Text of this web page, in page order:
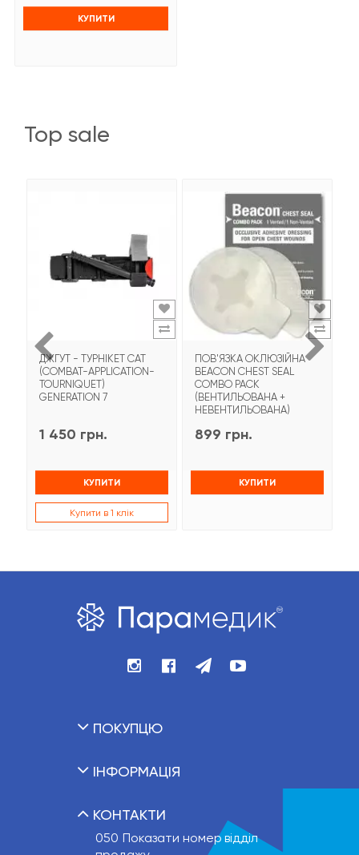
КУПИТИ
top sale
ДЖГУТ - ТУРНІКЕТ CAT
(COMBAT-APPLICATION-
TOURNIQUET)
GENERATION 7
1 450 грн.
КУПИТИ
Купити в 1 клік
ПОВ'ЯЗКА ОКЛЮЗІЙНА
BEACON CHEST SEAL
COMBO PACK
(ВЕНТИЛЬОВАНА +
НЕВЕНТИЛЬОВАНА)
899 грн.
КУПИТИ
ПОКУПЦЮ
ІНФОРМАЦІЯ
КОНТАКТИ
050 Показати номер відділ